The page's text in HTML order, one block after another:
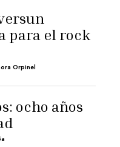
para el rock
Orpinel
ocho años